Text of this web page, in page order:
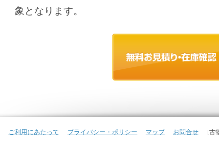
象となります。
ご利用にあたって プライバシー・ポリシー マップ お問合せ [古